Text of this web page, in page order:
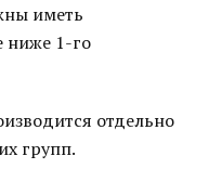
иметь
ниже 1-го
отдельно
групп.